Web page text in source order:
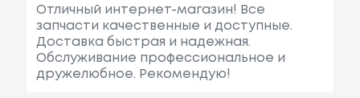
Отличный интернет-магазин! Все
запчасти качественные и доступные.
Доставка быстрая и надежная.
Обслуживание профессиональное и
дружелюбное. Рекомендую!